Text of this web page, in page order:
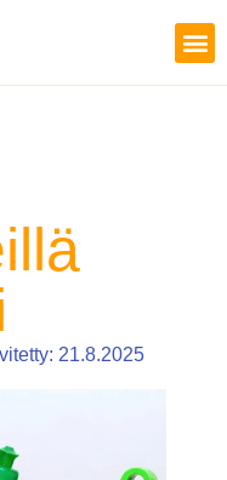
21.8.2025